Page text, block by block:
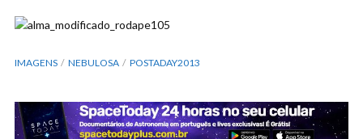
IMAGENS NEBULOSA POSTADAY2013